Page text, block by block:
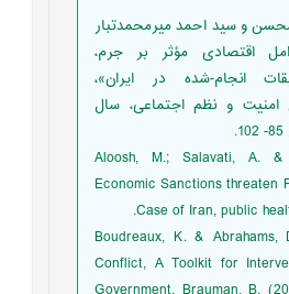
و سید احمد میرمحمدتبار
اقتصادی مؤثر بر جرم،
انجام‌-شده در ایران»،
و نظم اجتماعی، سال
Aloosh, M.; Salavati, A.
Economic Sanctions threaten
Case of Iran, public
Boudreaux, K. &
Conflict, A Toolkit for